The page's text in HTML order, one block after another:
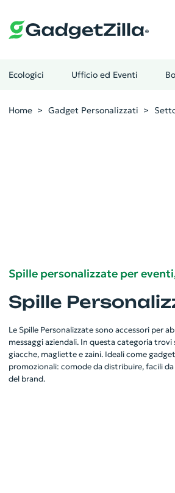
Ecologici Ufficio ed Eventi
Home Gadget Personalizzati
Spille personalizzate per
Spille
Le Spille Personalizzate sono accessori per
messaggi aziendali. In questa categoria
giacche, magliette e zaini. Ideali come
promozionali: comode da distribuire, facili
del brand.